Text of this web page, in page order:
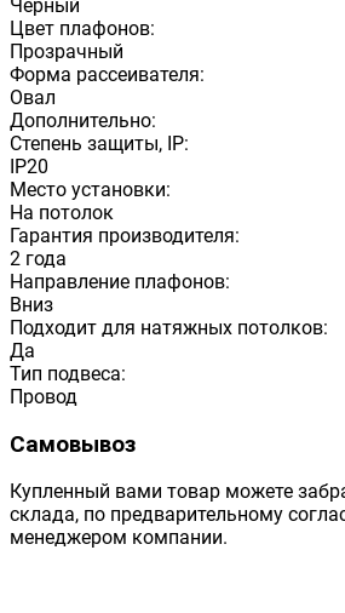
Черный
Цвет плафонов:
Прозрачный
Форма рассеивателя:
Овал
Дополнительно:
Степень защиты, IP:
IP20
Место установки:
На потолок
Гарантия производителя:
2 года
Направление плафонов:
Вниз
Подходит для натяжных потолков:
Да
Тип подвеса:
Провод
Самовывоз
Купленный вами товар можете
склада, по предварительному
менеджером компании.